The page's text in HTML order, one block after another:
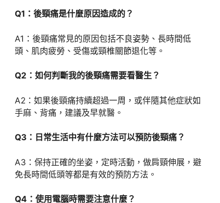
Q1：後頸痛是什麼原因造成的？
A1：後頸痛常見的原因包括不良姿勢、長時間低
頭、肌肉疲勞、受傷或頸椎關節退化等。
Q2：如何判斷我的後頸痛需要看醫生？
A2：如果後頸痛持續超過一周，或伴隨其他症狀如
手麻、背痛，建議及早就醫。
Q3：日常生活中有什麼方法可以預防後頸痛？
A3：保持正確的坐姿，定時活動，做肩頸伸展，避
免長時間低頭等都是有效的預防方法。
Q4：使用電腦時需要注意什麼？